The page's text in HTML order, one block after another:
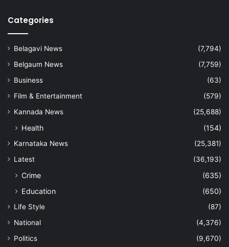
Categories
Belagavi News
(7,794)
Belgaum News
(7,759)
Business
(63)
Film & Entertainment
(579)
Kannada News
(25,688)
Health (154)
Karnataka News
(25,381)
Latest
(36,193)
Crime
(635)
Education
(650)
Life Style
(87)
National
(4,376)
Politics
(9,670)